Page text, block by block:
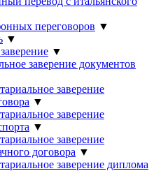
переговоров ▼
▼
▼
заверение документов
заверение
▼
заверение
▼
заверение
договора ▼
заверение диплома